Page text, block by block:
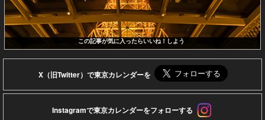
この記事が気に入ったらいいね！しよう
X（旧Twitter）で東京カレンダーを
Instagramで東京カレンダーをフォローする